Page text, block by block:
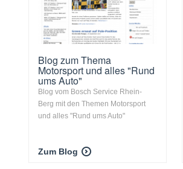
Blog zum Thema
Motorsport und alles "Rund
ums Auto"
Blog vom Bosch Service Rhein-
Berg mit den Themen Motorsport
und alles "Rund ums Auto"
Zum Blog